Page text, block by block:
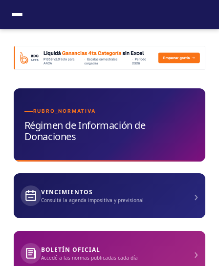
contenido
RUBRO_NORMATIVA
Régimen de Información de
Donaciones
VENCIMIENTOS
Consultá la agenda impositiva y previsional ›
BOLETÍN OFICIAL
Accedé a las normas publicadas cada día ›